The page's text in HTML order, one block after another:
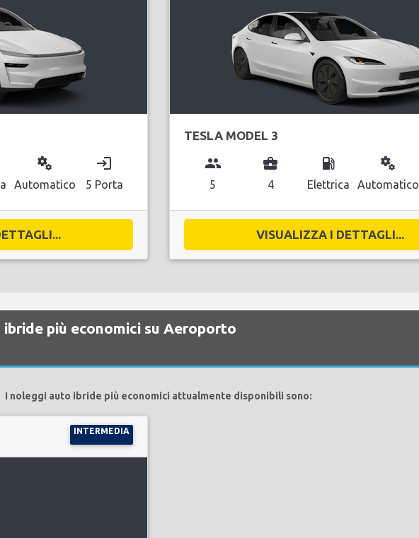
miscellaneous_services
Automatico
login
5 Porta
TESLA MODEL 3
group
5
business_center
4
local_gas_station
Elettrica
miscellaneous_services
Automatico
VISUALIZZA I DETTAGLI...
più economici su Aeroporto
I noleggi auto ibride più economici attualmente disponibili sono:
INTERMEDIA